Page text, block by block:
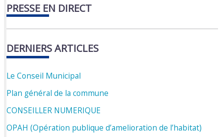
PRESSE EN DIRECT
DERNIERS ARTICLES
Le Conseil Municipal
Plan général de la commune
CONSEILLER NUMERIQUE
OPAH (Opération publique d’amelioration de l’habitat)